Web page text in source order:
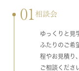
01 相談会
ゆっくりと見
ふたりのご希
程やお見積り
ご相談くださ